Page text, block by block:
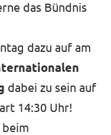
das Bündnis
dazu auf am
dabei zu sein auf
14:30 Uhr!